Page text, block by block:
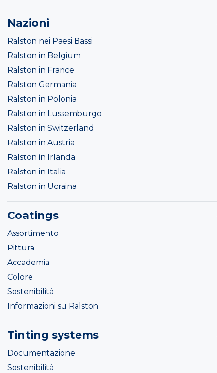
Nazioni
Ralston nei Paesi Bassi
Ralston in Belgium
Ralston in France
Ralston Germania
Ralston in Polonia
Ralston in Lussemburgo
Ralston in Switzerland
Ralston in Austria
Ralston in Irlanda
Ralston in Italia
Ralston in Ucraina
Coatings
Assortimento
Pittura
Accademia
Colore
Sostenibilità
Informazioni su Ralston
Tinting systems
Documentazione
Sostenibilità